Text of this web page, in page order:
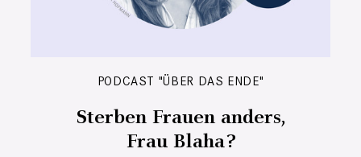
PODCAST "ÜBER DAS ENDE"
Sterben Frauen anders,
Frau Blaha?